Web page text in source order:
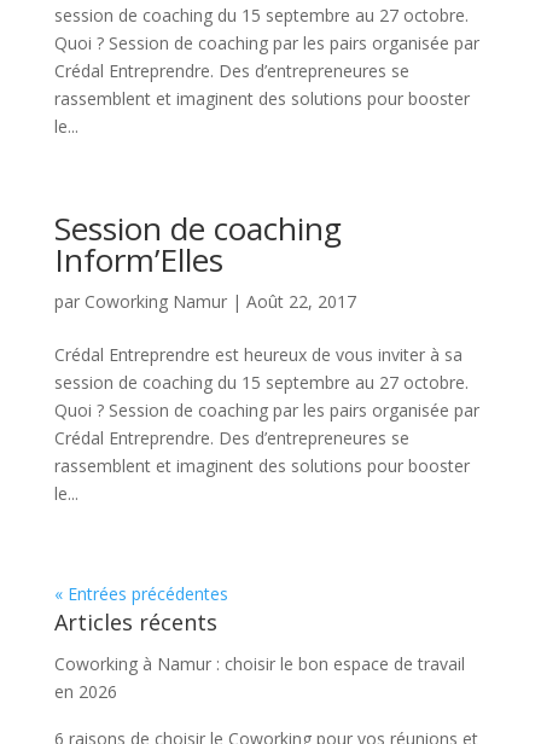
session de coaching du 15 septembre au 27 octobre.
Quoi ? Session de coaching par les pairs organisée par
Crédal Entreprendre. Des d’entrepreneures se
rassemblent et imaginent des solutions pour booster
le...
Session de coaching
Inform’Elles
par Coworking Namur| Août 22, 2017
Crédal Entreprendre est heureux de vous inviter à sa
session de coaching du 15 septembre au 27 octobre.
Quoi ? Session de coaching par les pairs organisée par
Crédal Entreprendre. Des d’entrepreneures se
rassemblent et imaginent des solutions pour booster
le...
« Entrées précédentes
Articles récents
Coworking à Namur : choisir le bon espace de travail
en 2026
6 raisons de choisir le Coworking pour vos réunions et